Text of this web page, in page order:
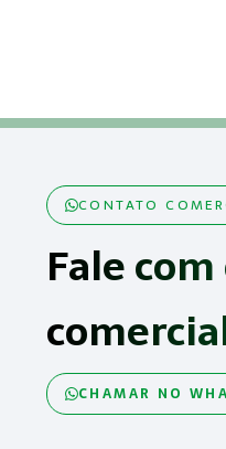
CONTATO
Fale
CHAMAR NO